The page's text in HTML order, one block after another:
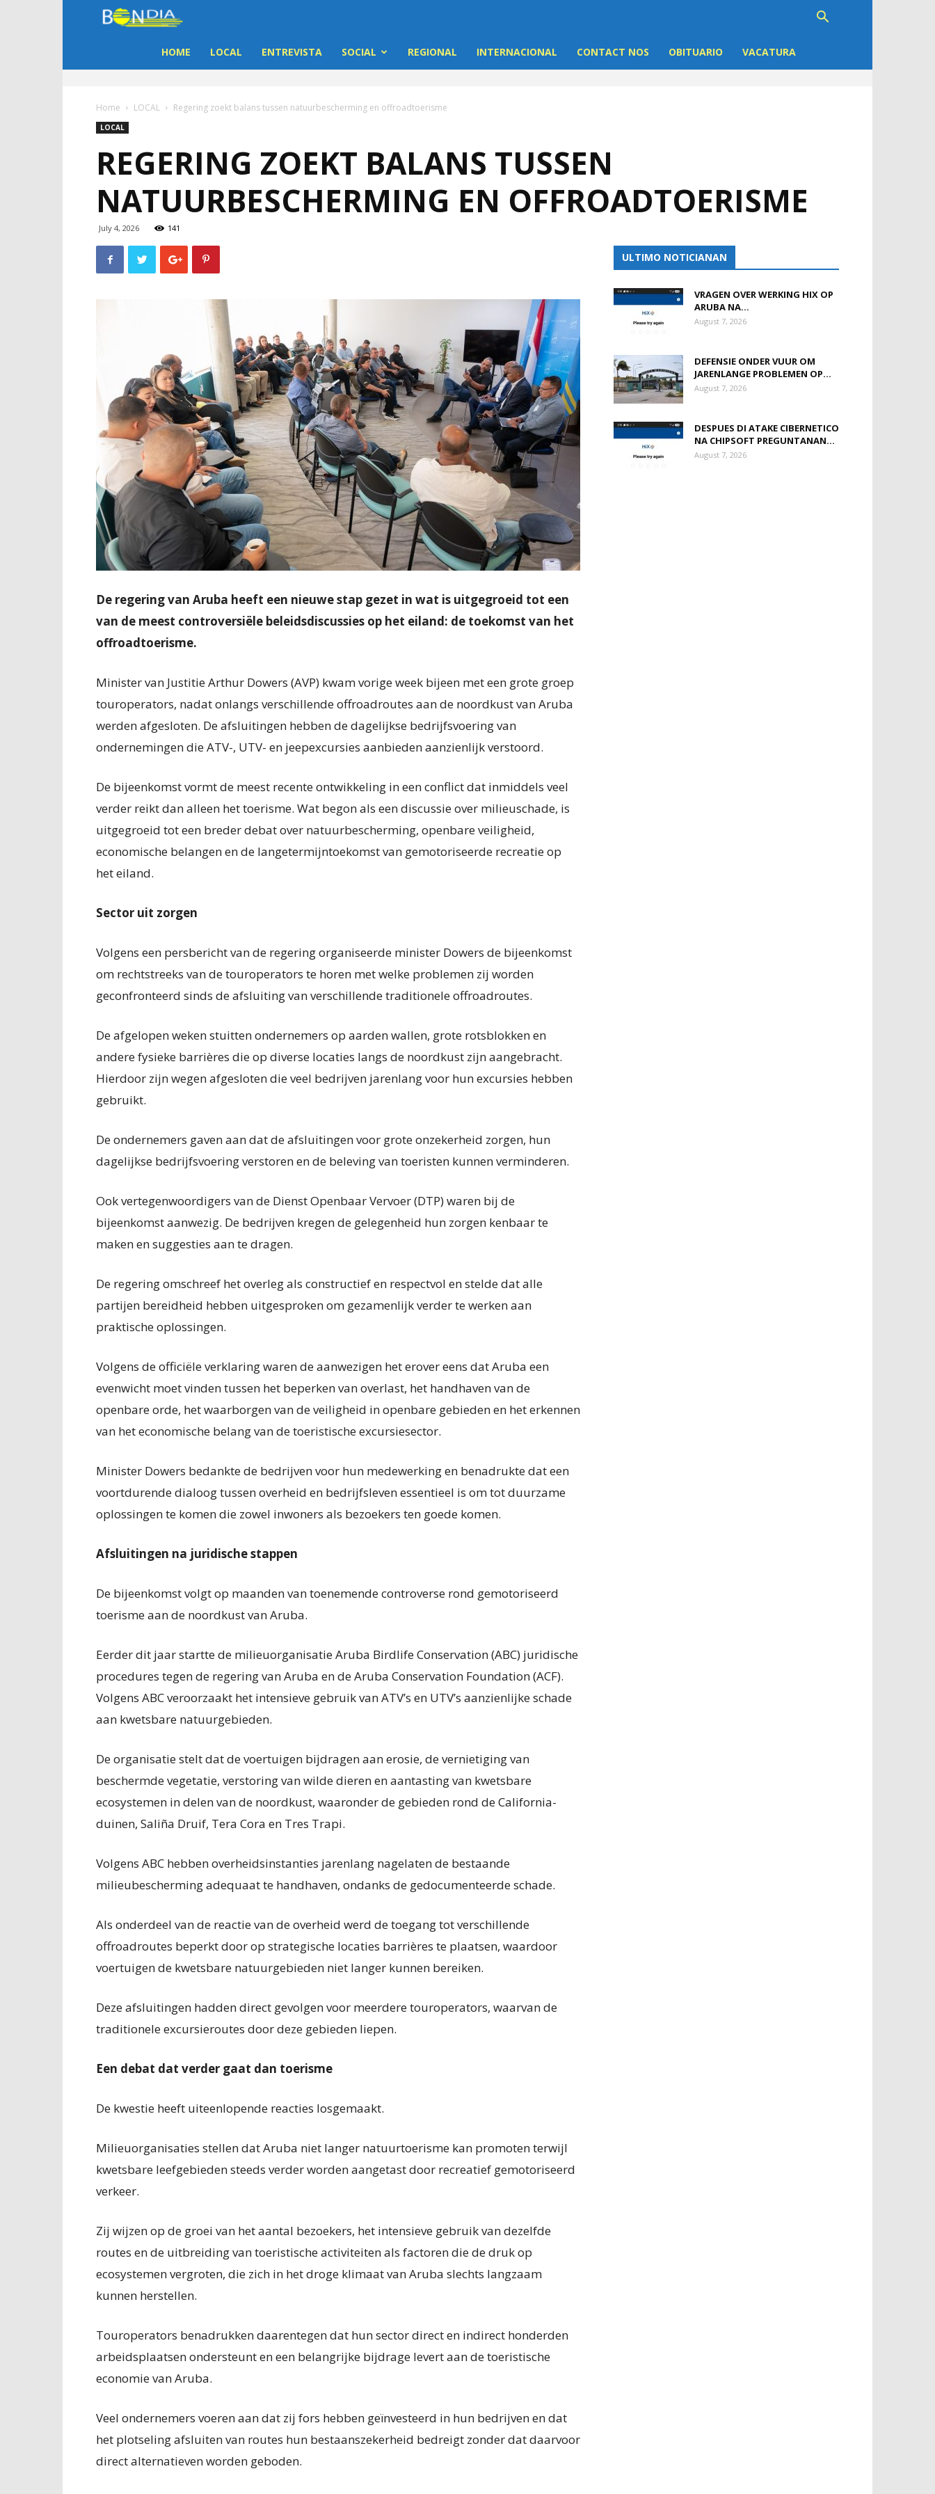
Dia
Noticia
di
HOME LOCAL ENTREVISTA SOCIAL REGIONAL INTERNACIONAL CONTACT NOS OBITUARIO VACATURA
Home LOCAL Regering zoekt balans tussen natuurbescherming en offroadtoerisme
LOCAL
REGERING ZOEKT BALANS TUSSEN
NATUURBESCHERMING EN OFFROADTOERISME
July 4, 2026 141
De regering van Aruba heeft een nieuwe stap gezet in wat is uitgegroeid tot een
van de meest controversiële beleidsdiscussies op het eiland: de toekomst van het
offroadtoerisme.
Minister van Justitie Arthur Dowers (AVP) kwam vorige week bijeen met een grote groep
touroperators, nadat onlangs verschillende offroadroutes aan de noordkust van Aruba
werden afgesloten. De afsluitingen hebben de dagelijkse bedrijfsvoering van
ondernemingen die ATV-, UTV- en jeepexcursies aanbieden aanzienlijk verstoord.
De bijeenkomst vormt de meest recente ontwikkeling in een conflict dat inmiddels veel
verder reikt dan alleen het toerisme. Wat begon als een discussie over milieuschade, is
uitgegroeid tot een breder debat over natuurbescherming, openbare veiligheid,
economische belangen en de langetermijntoekomst van gemotoriseerde recreatie op
het eiland.
Sector uit zorgen
Volgens een persbericht van de regering organiseerde minister Dowers de bijeenkomst
om rechtstreeks van de touroperators te horen met welke problemen zij worden
geconfronteerd sinds de afsluiting van verschillende traditionele offroadroutes.
De afgelopen weken stuitten ondernemers op aarden wallen, grote rotsblokken en
andere fysieke barrières die op diverse locaties langs de noordkust zijn aangebracht.
Hierdoor zijn wegen afgesloten die veel bedrijven jarenlang voor hun excursies hebben
gebruikt.
De ondernemers gaven aan dat de afsluitingen voor grote onzekerheid zorgen, hun
dagelijkse bedrijfsvoering verstoren en de beleving van toeristen kunnen verminderen.
Ook vertegenwoordigers van de Dienst Openbaar Vervoer (DTP) waren bij de
bijeenkomst aanwezig. De bedrijven kregen de gelegenheid hun zorgen kenbaar te
maken en suggesties aan te dragen.
De regering omschreef het overleg als constructief en respectvol en stelde dat alle
partijen bereidheid hebben uitgesproken om gezamenlijk verder te werken aan
praktische oplossingen.
Volgens de officiële verklaring waren de aanwezigen het erover eens dat Aruba een
evenwicht moet vinden tussen het beperken van overlast, het handhaven van de
openbare orde, het waarborgen van de veiligheid in openbare gebieden en het erkennen
van het economische belang van de toeristische excursiesector.
Minister Dowers bedankte de bedrijven voor hun medewerking en benadrukte dat een
voortdurende dialoog tussen overheid en bedrijfsleven essentieel is om tot duurzame
oplossingen te komen die zowel inwoners als bezoekers ten goede komen.
Afsluitingen na juridische stappen
De bijeenkomst volgt op maanden van toenemende controverse rond gemotoriseerd
toerisme aan de noordkust van Aruba.
Eerder dit jaar startte de milieuorganisatie Aruba Birdlife Conservation (ABC) juridische
procedures tegen de regering van Aruba en de Aruba Conservation Foundation (ACF).
Volgens ABC veroorzaakt het intensieve gebruik van ATV’s en UTV’s aanzienlijke schade
aan kwetsbare natuurgebieden.
De organisatie stelt dat de voertuigen bijdragen aan erosie, de vernietiging van
beschermde vegetatie, verstoring van wilde dieren en aantasting van kwetsbare
ecosystemen in delen van de noordkust, waaronder de gebieden rond de California-
duinen, Saliña Druif, Tera Cora en Tres Trapi.
Volgens ABC hebben overheidsinstanties jarenlang nagelaten de bestaande
milieubescherming adequaat te handhaven, ondanks de gedocumenteerde schade.
Als onderdeel van de reactie van de overheid werd de toegang tot verschillende
offroadroutes beperkt door op strategische locaties barrières te plaatsen, waardoor
voertuigen de kwetsbare natuurgebieden niet langer kunnen bereiken.
Deze afsluitingen hadden direct gevolgen voor meerdere touroperators, waarvan de
traditionele excursieroutes door deze gebieden liepen.
Een debat dat verder gaat dan toerisme
De kwestie heeft uiteenlopende reacties losgemaakt.
Milieuorganisaties stellen dat Aruba niet langer natuurtoerisme kan promoten terwijl
kwetsbare leefgebieden steeds verder worden aangetast door recreatief gemotoriseerd
verkeer.
Zij wijzen op de groei van het aantal bezoekers, het intensieve gebruik van dezelfde
routes en de uitbreiding van toeristische activiteiten als factoren die de druk op
ecosystemen vergroten, die zich in het droge klimaat van Aruba slechts langzaam
kunnen herstellen.
Touroperators benadrukken daarentegen dat hun sector direct en indirect honderden
arbeidsplaatsen ondersteunt en een belangrijke bijdrage levert aan de toeristische
economie van Aruba.
Veel ondernemers voeren aan dat zij fors hebben geïnvesteerd in hun bedrijven en dat
het plotseling afsluiten van routes hun bestaanszekerheid bedreigt zonder dat daarvoor
direct alternatieven worden geboden.
ULTIMO NOTICIANAN
VRAGEN OVER WERKING HIX OP
ARUBA NA...
August 7, 2026
DEFENSIE ONDER VUUR OM
JARENLANGE PROBLEMEN OP...
August 7, 2026
DESPUES DI ATAKE CIBERNETICO
NA CHIPSOFT PREGUNTANAN...
August 7, 2026